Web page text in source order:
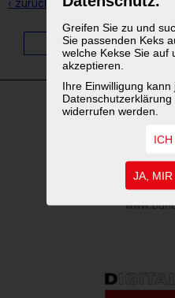
Greifen Sie zu und
Sie passenden Keks
welche Kekse Sie auf
akzeptieren.
Ihre Einwilligung
widerrufen werden.
JA, MIR
1 ... 4 5 6